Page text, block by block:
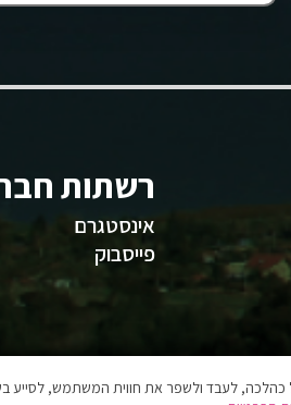
רשתות
אינסטגרם
פייסבוק
כהלכה, לעבד ולשפר את חווית המשתמש, לסייע